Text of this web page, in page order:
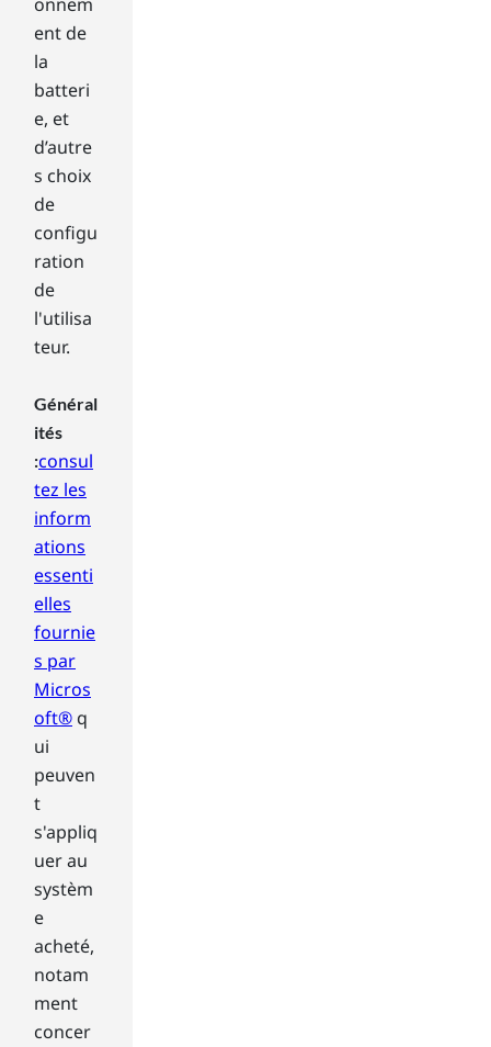
d
o
m
e
c
h
a
i
c
a
a
r
.
h
i
s
t
y
p
e
o
f
h
a
r
d
r
v
e
h
a
b
e
e
n
onnem
ent de
la
batteri
e, et
d’autre
s choix
de
configu
ration
de
l'utilisa
teur.
Général
ités
:consul
tez les
inform
ations
essenti
elles
fournie
s par
Micros
oft® q
ui
peuven
t
s'appliq
uer au
systèm
e
acheté,
notam
ment
concer